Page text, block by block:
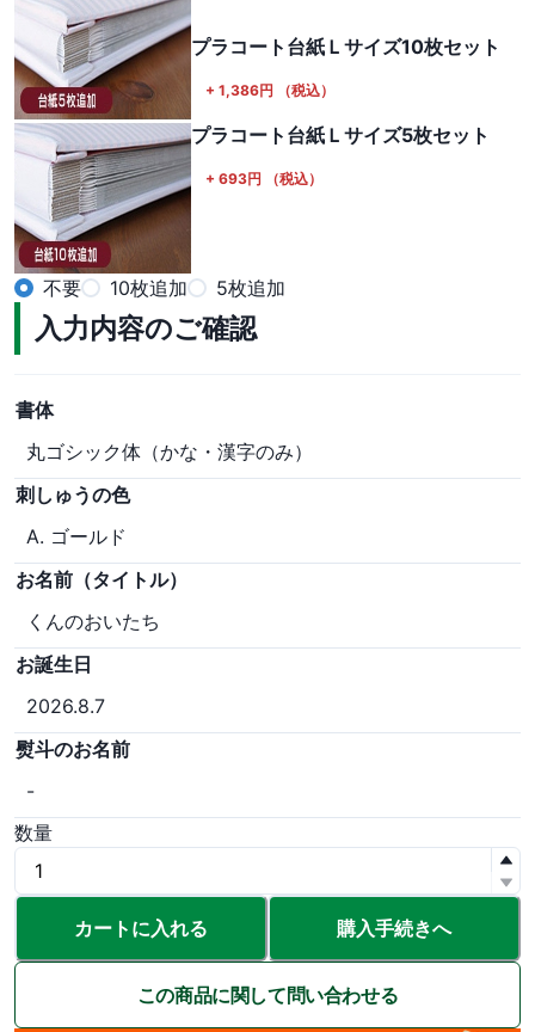
プラコート台紙Ｌサイズ10枚セット
+1,386円 （税込）
プラコート台紙Ｌサイズ5枚セット
+693円 （税込）
不要 10枚追加 5枚追加
入力内容のご確認
書体
丸ゴシック体（かな・漢字のみ）
刺しゅうの色
A. ゴールド
お名前（タイトル）
くんのおいたち
お誕生日
2026.8.7
熨斗のお名前
-
数量
カートに入れる 購入手続きへ
この商品に関して問い合わせる